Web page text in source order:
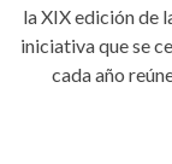
la XIX edición de
iniciativa que se
cada año